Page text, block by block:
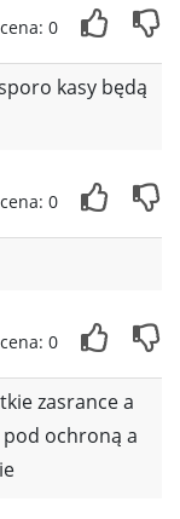
0
kasy będą
0
0
zasrance a
pod ochroną a